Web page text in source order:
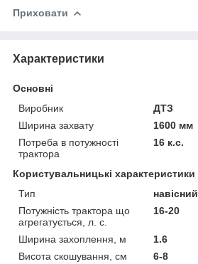
Приховати
Характеристики
Основні
Виробник
ДТЗ
Ширина захвату
1600 мм
Потреба в потужності
трактора
16 к.с.
Користувальницькі характеристики
Тип
навісний
Потужність трактора що
агрегатується, л. с.
16-20
Ширина захоплення, м
1.6
Висота скошування, см
6-8